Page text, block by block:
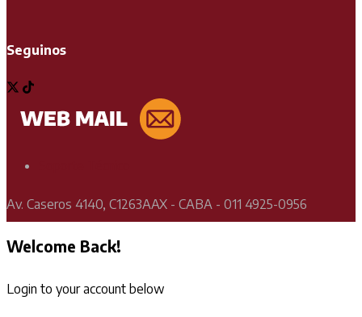
Seguinos
Av. Caseros 4140, C1263AAX - CABA - 011 4925-0956
Welcome Back!
Login to your account below